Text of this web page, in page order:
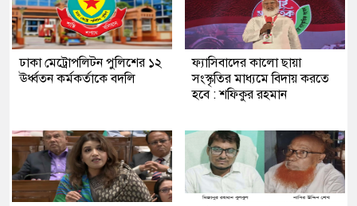
ঢাকা মেট্রোপলিটন পুলিশের ১২
ঊর্ধ্বতন কর্মকর্তাকে বদলি
ফ্যাসিবাদের কালো ছায়া
সংস্কৃতির মাধ্যমে বিদায় করতে
হবে : শফিকুর রহমান